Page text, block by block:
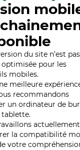
du site n’est pas
optimisée pour les
mobiles.
meilleure
recommandons
un ordinateur de
tablette.
la compatibilité
votre